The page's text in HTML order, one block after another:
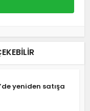
yeniden satışa